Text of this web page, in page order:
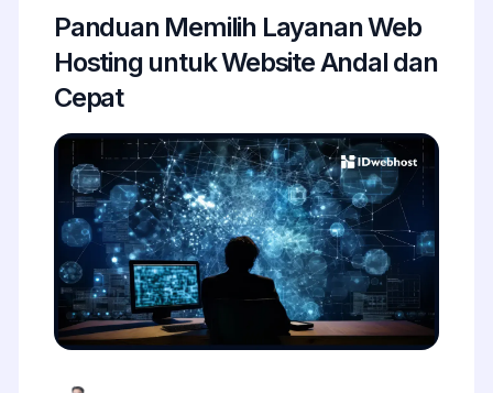
Panduan Memilih Layanan Web
Hosting untuk Website Andal dan
Cepat